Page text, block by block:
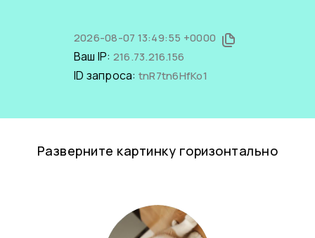
2026-08-07 13:49:55 +0000
Ваш IP: 216.73.216.156
ID запроса: tnR7tn6HfKo1
Разверните картинку горизонтально